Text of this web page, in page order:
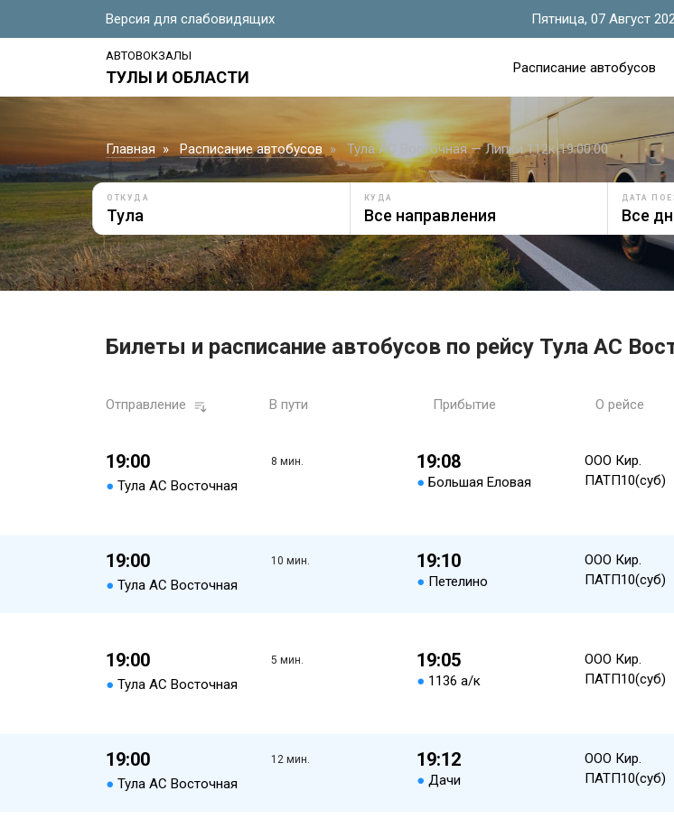
Версия для слабовидящих Пятница, 07 Август
АВТОВОКЗАЛЫ
ТУЛЫ И ОБЛАСТИ
Расписание автобусов
Главная Расписание автобусов Тула АС Восточная — Липки 112к 19:00:00
ОТКУДА КУДА ДАТА
Билеты и расписание автобусов по рейсу Тула АС
Отправление В пути Прибытие О рейсе
19:00
● Тула АС Восточная
8 мин. 19:08
● Большая Еловая
ООО Кир.
ПАТП10(суб)
19:00
● Тула АС Восточная
10 мин. 19:10
● Петелино
ООО Кир.
ПАТП10(суб)
19:00
● Тула АС Восточная
5 мин. 19:05
● 1136 а/к
ООО Кир.
ПАТП10(суб)
19:00
● Тула АС Восточная
12 мин. 19:12
● Дачи
ООО Кир.
ПАТП10(суб)